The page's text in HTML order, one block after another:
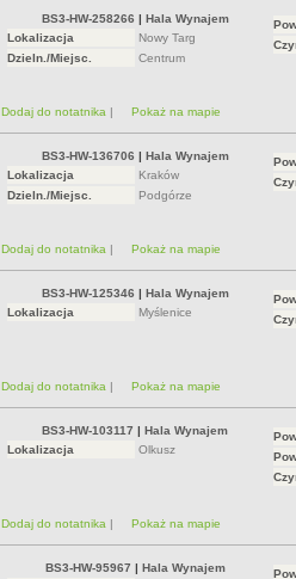
BS3-HW-258266 | Hala Wynajem
Lokalizacja
Nowy Targ
Dzieln./Miejsc.
Centrum
Dodaj do notatnika | Pokaż na mapie
BS3-HW-136706 | Hala Wynajem
Lokalizacja
Kraków
Dzieln./Miejsc.
Podgórze
Dodaj do notatnika | Pokaż na mapie
BS3-HW-125346 | Hala Wynajem
Lokalizacja
Myślenice
Dodaj do notatnika | Pokaż na mapie
BS3-HW-103117 | Hala Wynajem
Lokalizacja
Olkusz
Dodaj do notatnika | Pokaż na mapie
BS3-HW-95967 | Hala Wynajem